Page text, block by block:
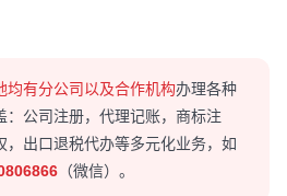
均有分公司以及合作机构办理各种
：公司注册，代理记账，商标注
，出口退税代办等多元化业务，如
（微信）。